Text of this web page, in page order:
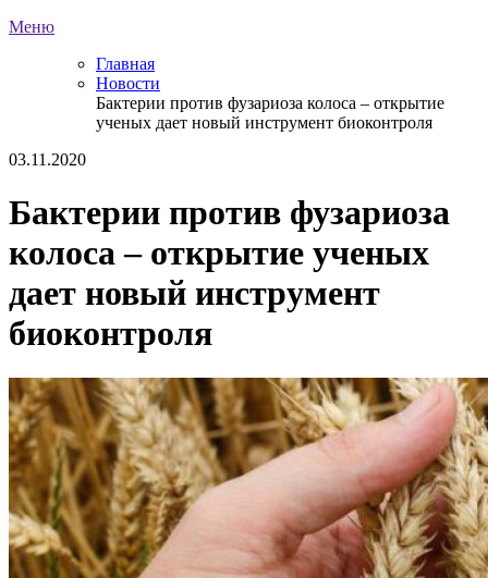
Меню
Главная
Новости
Бактерии против фузариоза колоса – открытие
ученых дает новый инструмент биоконтроля
03.11.2020
Бактерии против фузариоза
колоса – открытие ученых
дает новый инструмент
биоконтроля